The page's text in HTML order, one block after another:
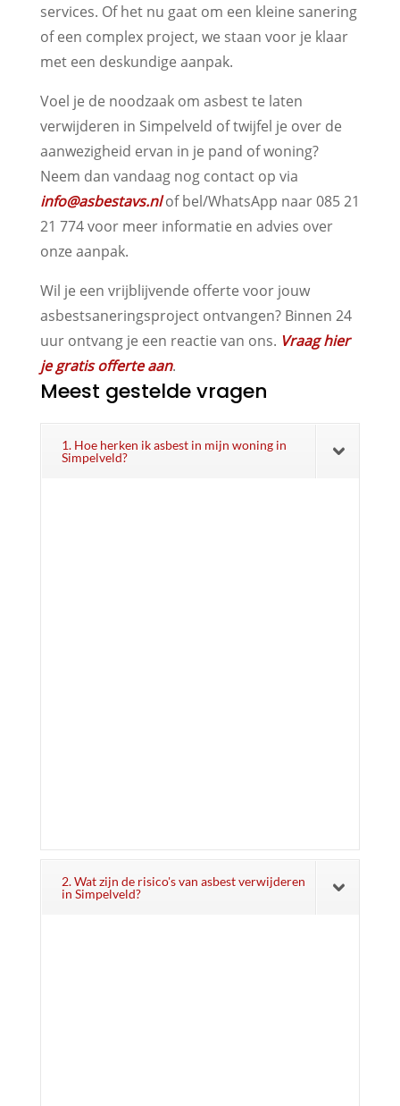
services. Of het nu gaat om een kleine sanering
of een complex project, we staan voor je klaar
met een deskundige aanpak.
Voel je de noodzaak om asbest te laten
verwijderen in Simpelveld of twijfel je over de
aanwezigheid ervan in je pand of woning?
Neem dan vandaag nog contact op via
info@asbestavs.nlof bel/WhatsApp naar 085 21
21 774 voor meer informatie en advies over
onze aanpak.
Wil je een vrijblijvende offerte voor jouw
asbestsaneringsproject ontvangen? Binnen 24
uur ontvang je een reactie van ons. Vraag hier
je gratis offerte aan.
Meest gestelde vragen
1. Hoe herken ik asbest in mijn woning in
Simpelveld?
2. Wat zijn de risico's van asbest verwijderen
in Simpelveld?